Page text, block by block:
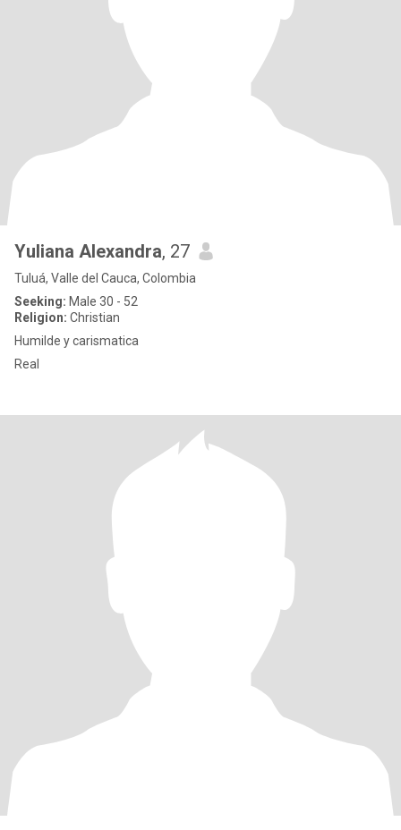
Yuliana Alexandra, 27
Tuluá, Valle del Cauca, Colombia
Seeking: Male 30 - 52
Religion: Christian
Humilde y carismatica
Real